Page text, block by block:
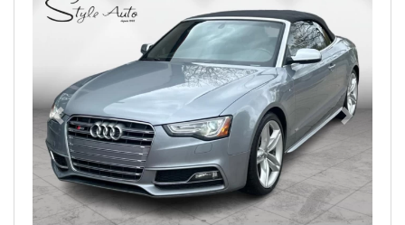
Previous Next